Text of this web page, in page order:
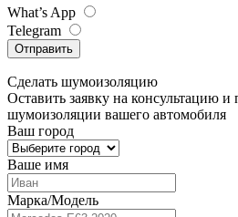
What’s App
Telegram
Отправить
Сделать шумоизоляцию
Оставить заявку на консультацию и
шумоизоляции вашего автомобиля
Ваш город
Ваше имя
Марка/Модель